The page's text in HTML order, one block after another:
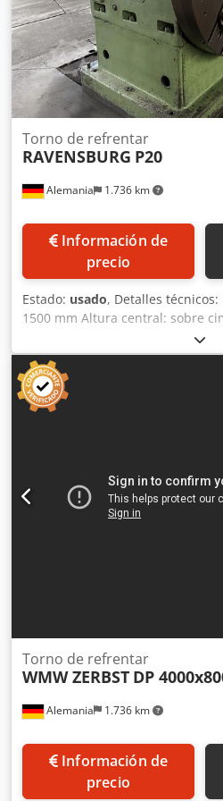
husillo principal Montaje de
integración de la parte eléctrica
optimización de los
soporte Modernización:
seguridad
Alemania 1.736 km
Torno de refrentar
RAVENSBURG P20
Información de
precio
Estado: usado, Detalles
1500 mm Altura central: sobre
Velocidades: 2,1 ... 96 / 12 pasos
... 2,5 / 18 paso mm/min.
del husillo: Ø 82 mm
mano: transversal: 55 mm
contrapunto: 400 mm Fijación
carro de bancada: -Carrera de
-corredera transversal 1.500 mm
mm -Carro superior 250 mm -
Alemania 1.736 km
Torno de refrentar
WMW ZERBST DP
Información de
precio